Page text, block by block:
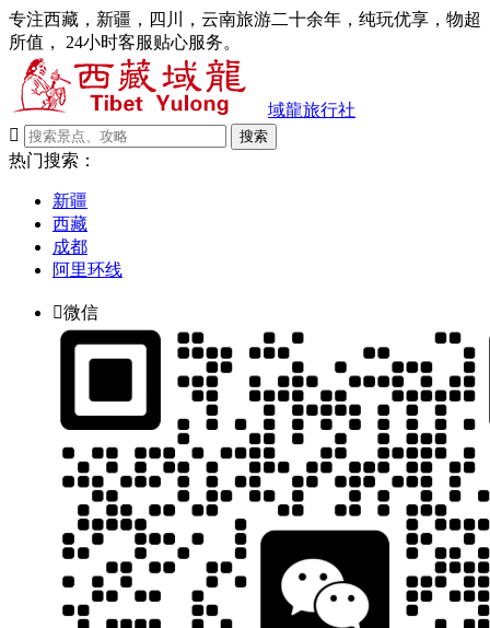
专注西藏，新疆，四川，云南旅游二十余年，纯玩优享，物超
所值， 24小时客服贴心服务。
域龍旅行社

搜索
热门搜索：
新疆
西藏
成都
阿里环线
微信